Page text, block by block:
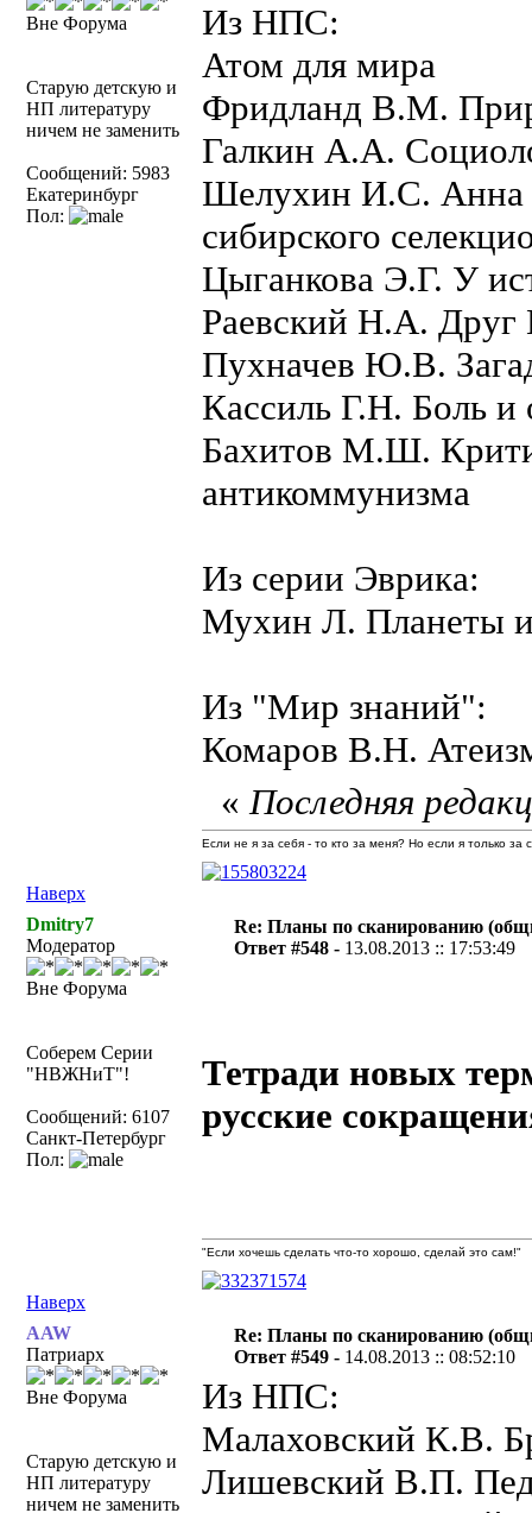
Вне Форума
Старую детскую и
НП литературу
ничем не заменить
Сообщений: 5983
Екатеринбург
Пол:
Из НПС:
Атом для мира
Фридланд В.М.
Галкин А.А.
Шелухин И.С. Анна
сибирского
Цыганкова Э.Г. У
Раевский Н.А.
Пухначев Ю.В.
Кассиль Г.Н. Боль и
Бахитов М.Ш.
антикоммунизма
Из серии Эврика:
Мухин Л. Планеты
Из "Мир знаний":
Комаров В.Н.
Наверх
«Последняя
Если не я за себя - то кто за меня? Но если я только
Dmitry7
Модератор
Вне Форума
Соберем Серии
"НВЖНиТ"!
Сообщений: 6107
Санкт-Петербург
Пол:
Re: Планы по сканированию
Ответ #548 - 13.08.2013 :: 17:53:49
Тетради новых
русские
Наверх
"Если хочешь сделать что-то хорошо, сделай это сам!"
AAW
Патриарх
Вне Форума
Старую детскую и
НП литературу
ничем не заменить
Re: Планы по сканированию
Ответ #549 - 14.08.2013 :: 08:52:10
Из НПС:
Малаховский К.В.
Лишевский В.П.